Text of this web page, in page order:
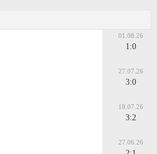
01.08.26
1:0
27.07.26
3:0
18.07.26
3:2
27.06.26